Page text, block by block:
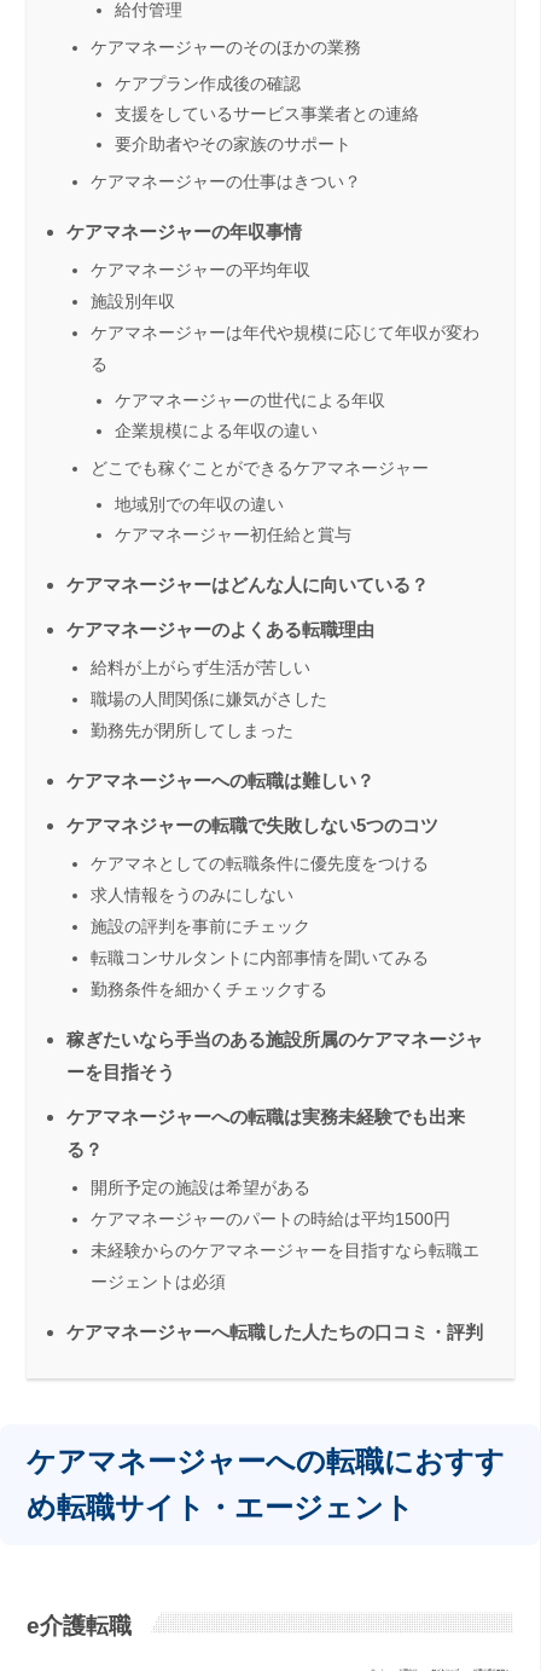
給付管理
ケアマネージャーのそのほかの業務
ケアプラン作成後の確認
支援をしているサービス事業者との連絡
要介助者やその家族のサポート
ケアマネージャーの仕事はきつい？
ケアマネージャーの年収事情
ケアマネージャーの平均年収
施設別年収
ケアマネージャーは年代や規模に応じて年収が変わ
る
ケアマネージャーの世代による年収
企業規模による年収の違い
どこでも稼ぐことができるケアマネージャー
地域別での年収の違い
ケアマネージャー初任給と賞与
ケアマネージャーはどんな人に向いている？
ケアマネージャーのよくある転職理由
給料が上がらず生活が苦しい
職場の人間関係に嫌気がさした
勤務先が閉所してしまった
ケアマネージャーへの転職は難しい？
ケアマネジャーの転職で失敗しない5つのコツ
ケアマネとしての転職条件に優先度をつける
求人情報をうのみにしない
施設の評判を事前にチェック
転職コンサルタントに内部事情を聞いてみる
勤務条件を細かくチェックする
稼ぎたいなら手当のある施設所属のケアマネージャ
ーを目指そう
ケアマネージャーへの転職は実務未経験でも出来
る？
開所予定の施設は希望がある
ケアマネージャーのパートの時給は平均1500円
未経験からのケアマネージャーを目指すなら転職エ
ージェントは必須
ケアマネージャーへ転職した人たちの口コミ・評判
ケアマネージャーへの転職におすす
め転職サイト・エージェント
e介護転職